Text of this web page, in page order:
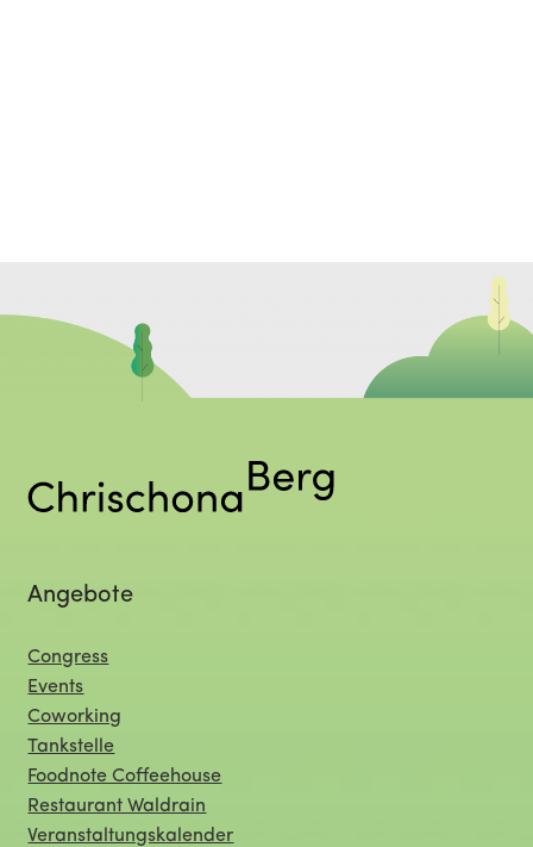
Angebote
Congress
Events
Coworking
Tankstelle
Foodnote Coffeehouse
Restaurant Waldrain
Veranstaltungskalender